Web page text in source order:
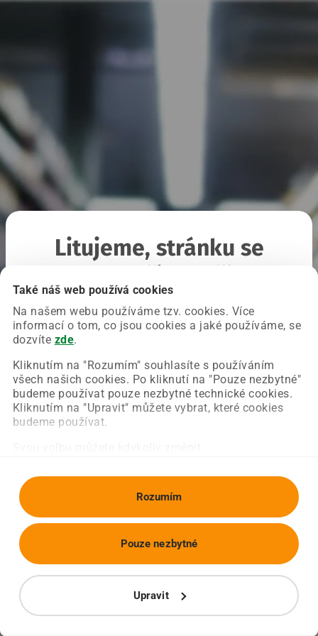
Také náš web používá cookies
Na našem webu používáme tzv. cookies. Více
informací o tom, co jsou cookies a jaké používáme, se
dozvíte zde.
Kliknutím na "Rozumím" souhlasíte s používáním
všech našich cookies. Po kliknutí na "Pouze nezbytné"
budeme používat pouze nezbytné technické cookies.
Kliknutím na "Upravit" můžete vybrat, které cookies
budeme používat.
Rozumím
Upravit
Pouze nezbytné
Litujeme, stránku se
Chyba nastala na naší straně a už ji opravujeme.
Zkuste prosím znovu načíst požadovanou stránku.
Obnovit stránku Úvodní strana